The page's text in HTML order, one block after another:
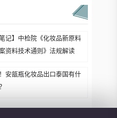
笔记】中检院《化妆品新原料
资料技术通则》法规解读
安瓿瓶化妆品出口泰国有什